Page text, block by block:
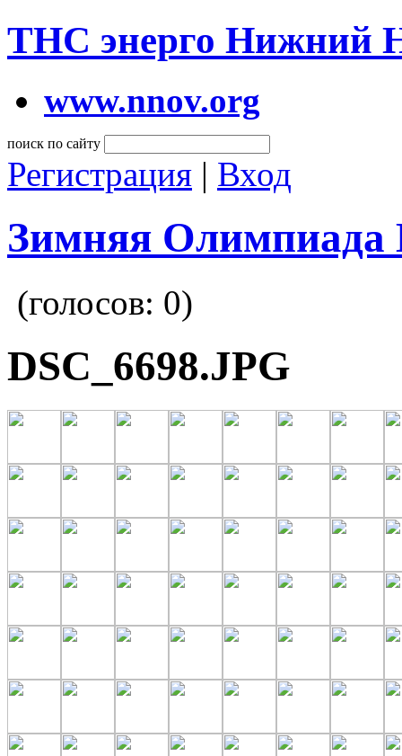
ТНС энерго Нижний
www.nnov.org
поиск по сайту
Регистрация | Вход
Зимняя Олимпиада
(голосов: 0)
DSC_6698.JPG